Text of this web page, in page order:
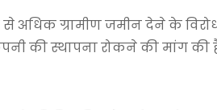
अधिक ग्रामीण जमीन देने के
की स्थापना रोकने की मांग की